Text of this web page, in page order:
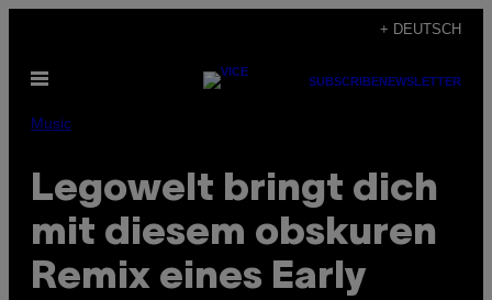
content
+ DEUTSCH
Open
SUBSCRIBENEWSLETTER
Music
Legowelt bringt dich
mit diesem obskuren
Remix eines Early